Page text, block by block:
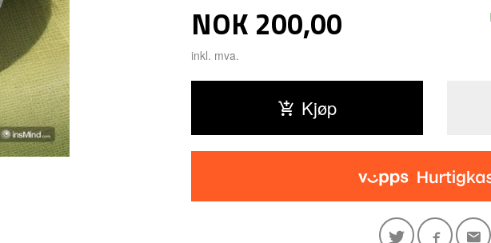
Pris
NOK 200,00
inkl. mva.
Kjøp